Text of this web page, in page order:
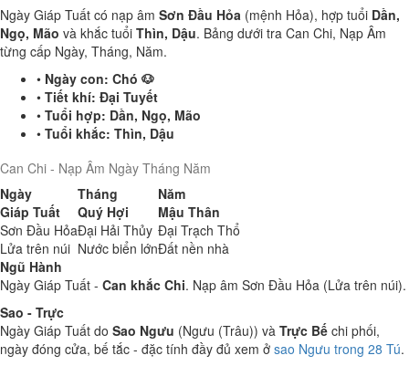
Ngày Giáp Tuất có nạp âm Sơn Đầu Hỏa (mệnh Hỏa), hợp tuổi Dần,
Ngọ, Mão và khắc tuổi Thìn, Dậu. Bảng dưới tra Can Chi, Nạp Âm
từng cấp Ngày, Tháng, Năm.
• Ngày con: Chó 🐶
• Tiết khí: Đại Tuyết
• Tuổi hợp: Dần, Ngọ, Mão
• Tuổi khắc: Thìn, Dậu
Can Chi - Nạp Âm Ngày Tháng Năm
Ngày
Tháng
Năm
Giáp Tuất
Quý Hợi
Mậu Thân
Sơn Đầu HỏaĐại Hải Thủy Đại Trạch Thổ
Lửa trên núi Nước biển lớnĐất nền nhà
Ngũ Hành
Ngày Giáp Tuất - Can khắc Chi. Nạp âm Sơn Đầu Hỏa (Lửa trên núi).
Sao - Trực
Ngày Giáp Tuất do Sao Ngưu (Ngưu (Trâu)) và Trực Bế chi phối,
ngày đóng cửa, bế tắc - đặc tính đầy đủ xem ở sao Ngưu trong 28 Tú.